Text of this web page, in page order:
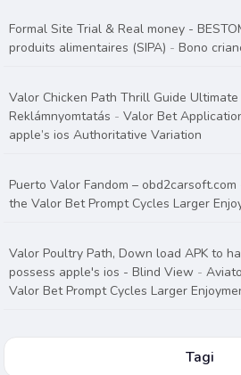
Formal Site Trial & Real money -
produits alimentaires (SIPA) -Bono
Valor Chicken Path Thrill Guide Ultimate
Reklámnyomtatás -Valor Bet
apple’s ios Authoritative Variation
Puerto Valor Fandom – obd2carsoft.com
the Valor Bet Prompt Cycles Larger
Valor Poultry Path, Down load APK to
possess apple's ios - Blind View -
Valor Bet Prompt Cycles Larger
Tagi